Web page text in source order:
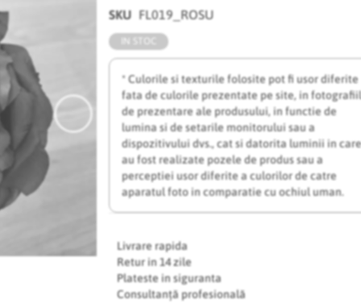
SKU FL019_ROSU
* Culorile si texturile folosite pot fi usor diferite
fata de culorile prezentate pe site, in
de prezentare ale produsului, in functie de
lumina si de setarile monitorului sau a
dispozitivului dvs., cat si datorita luminii in care
au fost realizate pozele de produs sau a
perceptiei usor diferite a culorilor de catre
aparatul foto in comparatie cu ochiul uman.
Livrare rapida
Retur in 14 zile
Plateste in siguranta
Consultanță profesională